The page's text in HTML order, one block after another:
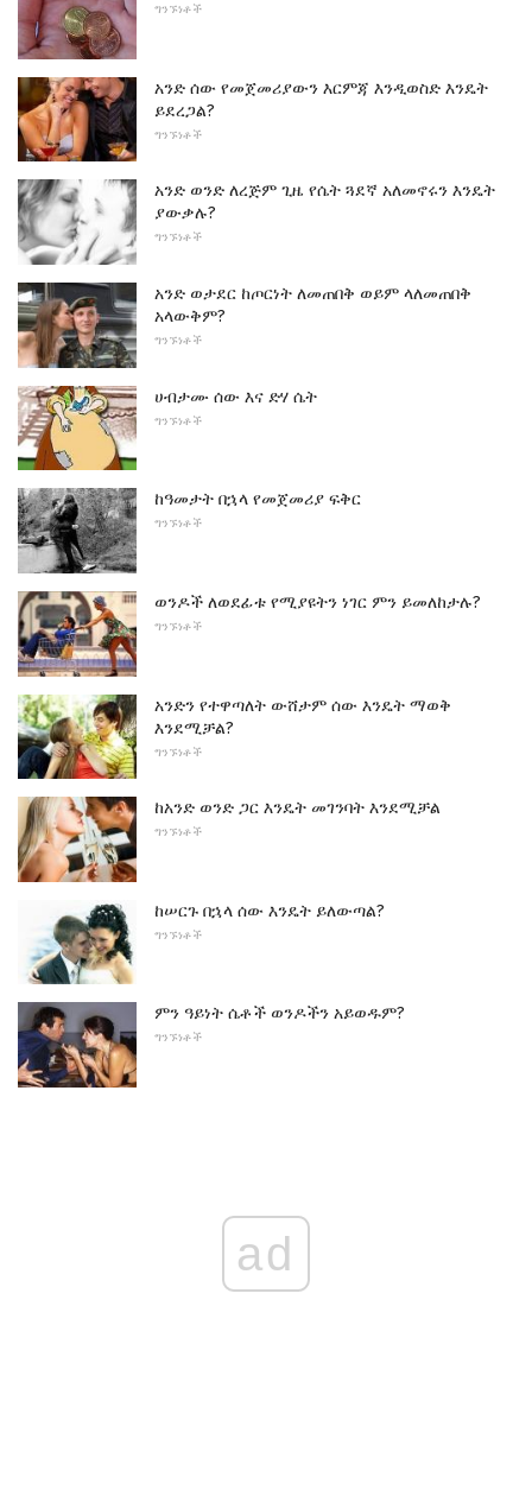
ግንኙነቶች
አንድ ሰው የመጀመሪያውን እርምጃ እንዲወስድ እንዴት
ይደረጋል?
ግንኙነቶች
አንድ ወንድ ለረጅም ጊዜ የሴት ጓደኛ አለመኖሩን እንዴት
ያውቃሉ?
ግንኙነቶች
አንድ ወታደር ከጦርነት ለመጠበቅ ወይም ላለመጠበቅ
አላውቅም?
ግንኙነቶች
ሀብታሙ ሰው እና ድሃ ሴት
ግንኙነቶች
ከዓመታት በኋላ የመጀመሪያ ፍቅር
ግንኙነቶች
ወንዶች ለወደፊቱ የሚያዩትን ነገር ምን ይመለከታሉ?
ግንኙነቶች
አንድን የተዋጣለት ውሸታም ሰው እንዴት ማወቅ
እንደሚቻል?
ግንኙነቶች
ከአንድ ወንድ ጋር እንዴት መገንባት እንደሚቻል
ግንኙነቶች
ከሠርጉ በኋላ ሰው እንዴት ይለውጣል?
ግንኙነቶች
ምን ዓይነት ሴቶች ወንዶችን አይወዱም?
ግንኙነቶች
ad